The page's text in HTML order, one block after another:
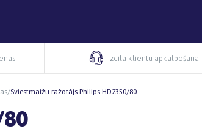
Izcila klientu apkalpošana
/Sviestmaižu ražotājs Philips HD2350/80